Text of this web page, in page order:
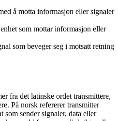
å motta informasjon eller signaler
som mottar informasjon eller
som beveger seg i motsatt retning
fra det latinske ordet transmittere,
På norsk refererer transmitter
som sender signaler, data eller